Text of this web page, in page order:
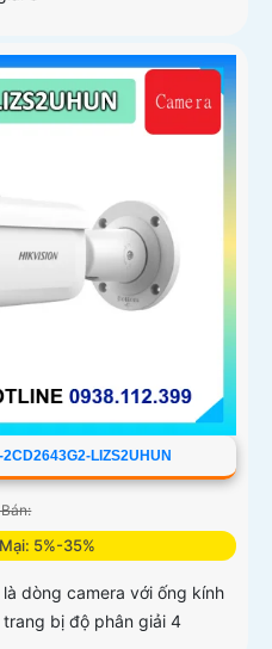
LIZS2UHUN
5%-35%
dòng camera với ống kính
bị độ phân giải 4